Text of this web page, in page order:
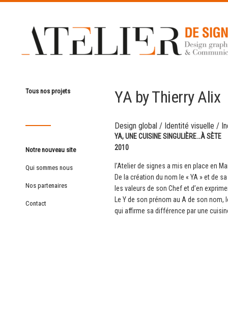
Tous nos projets
Notre nouveau site
Qui sommes nous
Nos partenaires
Contact
YA by Thierry Alix
Design global / Identité visuelle /
YA, UNE CUISINE SINGULIÈRE…À SÈTE
2010
l’Atelier de signes a mis en place en
De la création du nom le « YA » et de
les valeurs de son Chef et d’en
Le Y de son prénom au A de son
qui affirme sa différence par une